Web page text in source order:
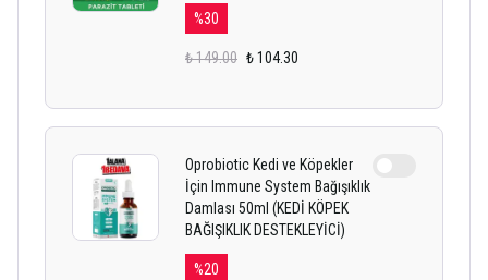
%30
₺ 149.00 ₺ 104.30
Oprobiotic Kedi ve Köpekler
İçin Immune System Bağışıklık
Damlası 50ml (KEDİ KÖPEK
BAĞIŞIKLIK DESTEKLEYİCİ)
%20